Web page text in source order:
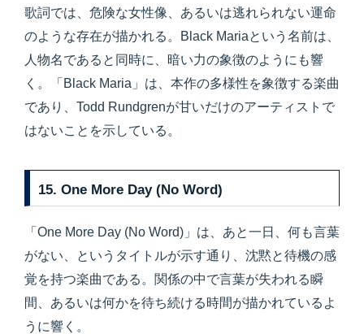
歌詞では、危険な女性像、あるいは逃れられない運命
のような存在が描かれる。Black Mariaという名前は、
人物名であると同時に、暗い力の象徴のようにも響
く。「Black Maria」は、本作の多様性を象徴する楽曲
であり、Todd Rundgrenが甘いだけのアーティストで
はないことを示している。
15. One More Day (No Word)
「One More Day (No Word)」は、あと一日、何も言葉
がない、というタイトルが示す通り、沈黙と待機の感
覚を持つ楽曲である。関係の中で言葉が失われる瞬
間、あるいは何かを待ち続ける時間が描かれているよ
うに響く。